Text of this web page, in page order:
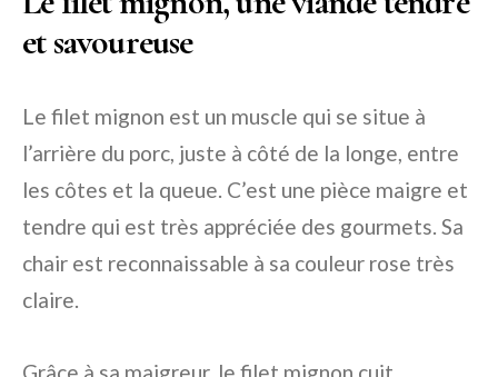
et savoureuse
Le filet mignon est un muscle qui se situe à
l’arrière du porc, juste à côté de la longe, entre
les côtes et la queue. C’est une pièce maigre et
tendre qui est très appréciée des gourmets. Sa
chair est reconnaissable à sa couleur rose très
claire.